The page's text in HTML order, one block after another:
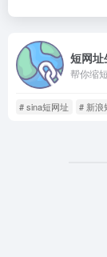
短网址
帮你缩
# sina短网址 # 新浪